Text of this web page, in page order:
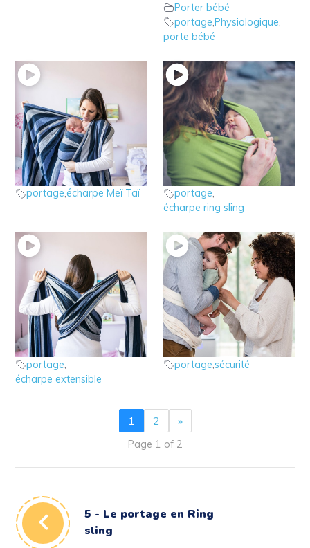
Porter bébé
portage,Physiologique,
porte bébé
7 – Le portage en
écharpe Meï Taï
Porter bébé
portage,écharpe Meï Taï
5 – Le portage en
Ring sling
Porter bébé
portage,
écharpe ring sling
4 – Le portage en
écharpe extensible
Porter bébé
portage,
écharpe extensible
3 – Le portage en
toute sécurité
Porter bébé
portage,sécurité
1 2 »
Page 1 of 2
5 - Le portage en Ring
sling